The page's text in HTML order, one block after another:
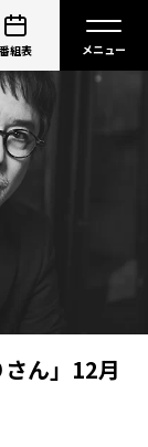
番組表
ん」12月